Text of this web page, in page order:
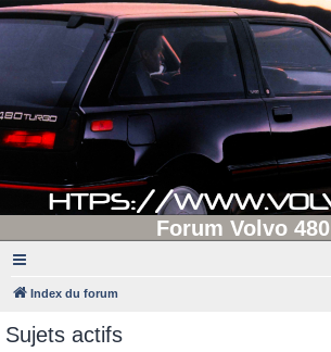
Forum Volvo 480
Index du forum
Sujets actifs